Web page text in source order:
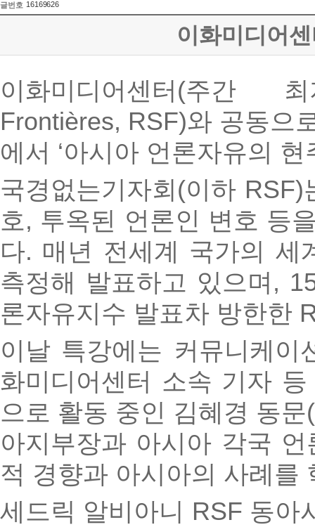
글번호 16169626
이화미디어
이화미디어센터(주간
Frontières, RSF)와 공동으
에서 ‘아시아 언론자유의
국경없는기자회(이하
호, 투옥된 언론인 변호 등
다. 매년 전세계 국가의 세
측정해 발표하고 있으며,
론자유지수 발표차 방한한
이날 특강에는 커뮤니케이
화미디어센터 소속 기자
으로 활동 중인 김혜경 동
아지부장과 아시아 각국
적 경향과 아시아의 사례를
세드릭 알비아니 RSF 동아